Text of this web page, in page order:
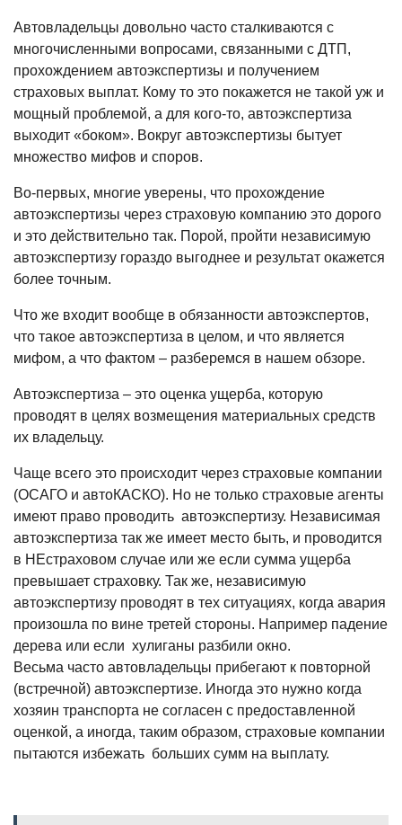
Автовладельцы довольно часто сталкиваются с
многочисленными вопросами, связанными с ДТП,
прохождением автоэкспертизы и получением
страховых выплат. Кому то это покажется не такой уж и
мощный проблемой, а для кого-то, автоэкспертиза
выходит «боком». Вокруг автоэкспертизы бытует
множество мифов и споров.
Во-первых, многие уверены, что прохождение
автоэкспертизы через страховую компанию это дорого
и это действительно так. Порой, пройти независимую
автоэкспертизу гораздо выгоднее и результат окажется
более точным.
Что же входит вообще в обязанности автоэкспертов,
что такое автоэкспертиза в целом, и что является
мифом, а что фактом – разберемся в нашем обзоре.
Автоэкспертиза – это оценка ущерба, которую
проводят в целях возмещения материальных средств
их владельцу.
Чаще всего это происходит через страховые компании
(ОСАГО и автоКАСКО). Но не только страховые агенты
имеют право проводить автоэкспертизу. Независимая
автоэкспертиза так же имеет место быть, и проводится
в НЕстраховом случае или же если сумма ущерба
превышает страховку. Так же, независимую
автоэкспертизу проводят в тех ситуациях, когда авария
произошла по вине третей стороны. Например падение
дерева или если хулиганы разбили окно.
Весьма часто автовладельцы прибегают к повторной
(встречной) автоэкспертизе. Иногда это нужно когда
хозяин транспорта не согласен с предоставленной
оценкой, а иногда, таким образом, страховые компании
пытаются избежать больших сумм на выплату.